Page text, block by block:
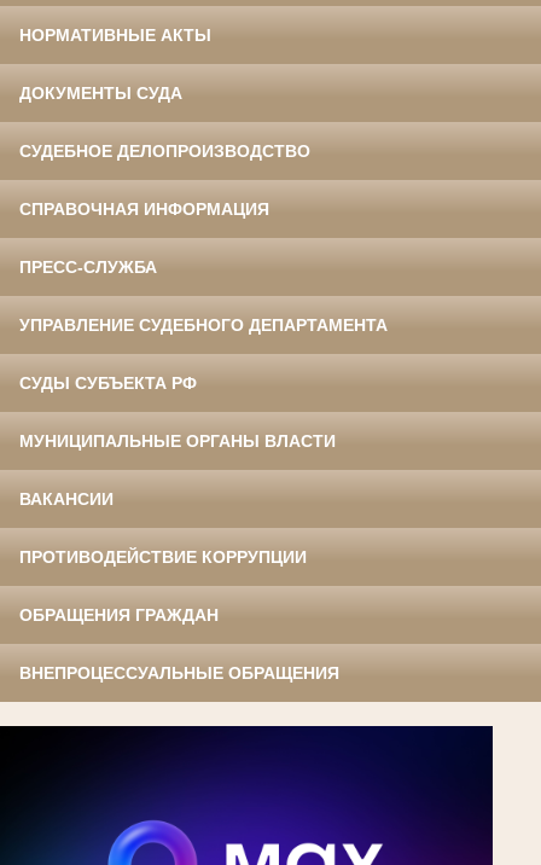
НОРМАТИВНЫЕ АКТЫ
ДОКУМЕНТЫ СУДА
СУДЕБНОЕ ДЕЛОПРОИЗВОДСТВО
СПРАВОЧНАЯ ИНФОРМАЦИЯ
ПРЕСС-СЛУЖБА
УПРАВЛЕНИЕ СУДЕБНОГО ДЕПАРТАМЕНТА
СУДЫ СУБЪЕКТА РФ
МУНИЦИПАЛЬНЫЕ ОРГАНЫ ВЛАСТИ
ВАКАНСИИ
ПРОТИВОДЕЙСТВИЕ КОРРУПЦИИ
ОБРАЩЕНИЯ ГРАЖДАН
ВНЕПРОЦЕССУАЛЬНЫЕ ОБРАЩЕНИЯ